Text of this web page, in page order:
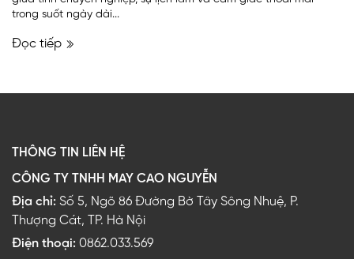
trong suốt ngày dài...
Đọc tiếp
THÔNG TIN LIÊN HỆ
CÔNG TY TNHH MAY CAO NGUYỄN
Địa chỉ: Số 5, Ngõ 86 Đường Bờ Tây Sông Nhuệ, P.
Thượng Cát, TP. Hà Nội
Điện thoại: 0862.033.569